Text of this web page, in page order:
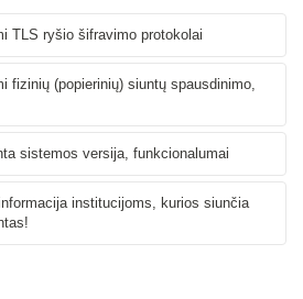
TLS ryšio šifravimo protokolai
fizinių (popierinių) siuntų spausdinimo,
sistemos versija, funkcionalumai
institucijoms, kurios siunčia